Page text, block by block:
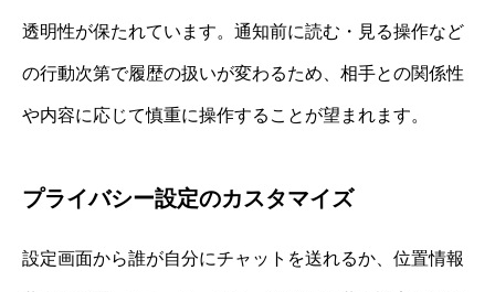
透明性が保たれています。通知前に読む・見る操作など
の行動次第で履歴の扱いが変わるため、相手との関係性
や内容に応じて慎重に操作することが望まれます。
プライバシー設定のカスタマイズ
設定画面から誰が自分にチャットを送れるか、位置情報